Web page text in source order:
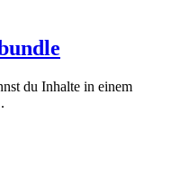
du Inhalte in einem